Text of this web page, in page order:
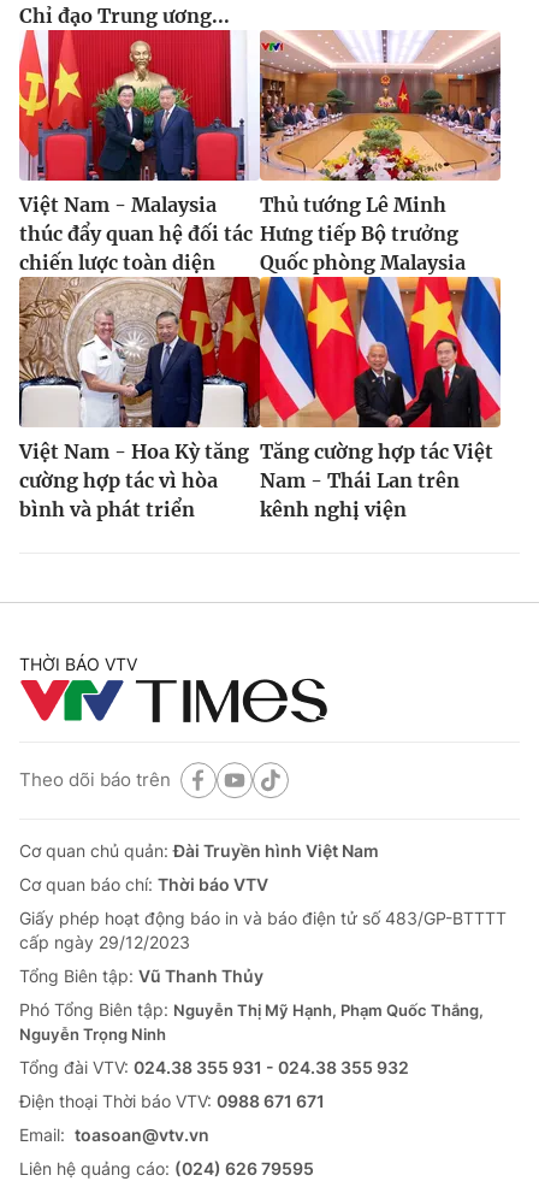
Chỉ đạo Trung ương...
Việt Nam - Malaysia
thúc đẩy quan hệ đối tác
chiến lược toàn diện
Thủ tướng Lê Minh
Hưng tiếp Bộ trưởng
Quốc phòng Malaysia
Việt Nam - Hoa Kỳ tăng
cường hợp tác vì hòa
bình và phát triển
Tăng cường hợp tác Việt
Nam - Thái Lan trên
kênh nghị viện
THỜI BÁO VTV
Theo dõi báo trên
Cơ quan chủ quản:Đài Truyền hình Việt Nam
Cơ quan báo chí: Thời báo VTV
Giấy phép hoạt động báo in và báo điện tử số 483/GP-BTTTT
cấp ngày 29/12/2023
Tổng Biên tập: Vũ Thanh Thủy
Phó Tổng Biên tập: Nguyễn Thị Mỹ Hạnh, Phạm Quốc Thắng,
Nguyễn Trọng Ninh
Tổng đài VTV: 024.38 355 931 - 024.38 355 932
Ðiện thoại Thời báo VTV: 0988 671 671
Email: toasoan@vtv.vn
Liên hệ quảng cáo: (024) 626 79595